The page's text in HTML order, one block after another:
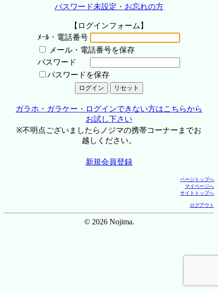
パスワード未設定・お忘れの方
【ログインフォーム】
ﾒｰﾙ・電話番号
メール・電話番号を保存
パスワード
パスワードを保存
ガラホ・ガラケー・ログインできない方はこちらから
お試し下さい
※不明点ございましたらノジマの携帯コーナーまでお
越しください。
新規会員登録
ページトップへ
マイページへ
サイトトップへ
ログアウト
© 2026 Nojima.